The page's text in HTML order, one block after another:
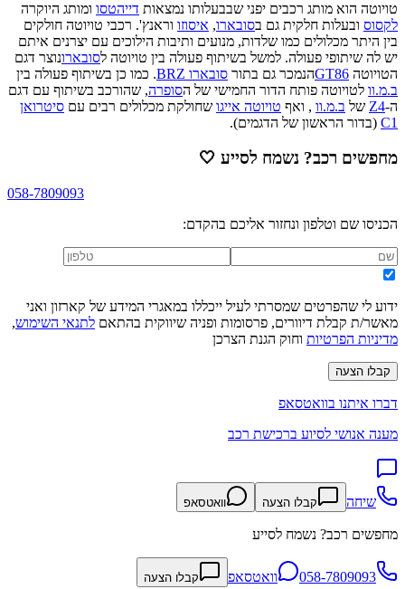
טויוטה הוא מותג רכבים יפני שבבעלותו נמצאות דייהטסו ומותג היוקרה
לקסוס ובעלות חלקית גם בסובארו, איסוזו וראנץ'. רכבי טויוטה חולקים
בין היתר מכלולים כמו שלדות, מנועים ותיבות הילוכים עם יצרנים איתם
יש לה שיתופי פעולה. למשל בשיתוף פעולה בין טויוטה לסובארונוצר דגם
הטויוטה GT86הנמכר גם בתור סובארו BRZ
. כמו כן בשיתוף פעולה בין
ב.מ.וו לטויוטה פותח הדור החמישי של הסופרה, שהורכב בשיתוף עם דגם
ה-Z4 של ב.מ.וו , ואף טויוטה אייגו שחולקת מכלולים רבים עם סיטרואן
C1 (בדור הראשון של הדגמים).
מחפשים רכב? נשמח לסייע 🤍
058-7809093
הכניסו שם וטלפון ונחזור אליכם בהקדם:
ידוע לי שהפרטים שמסרתי לעיל ייכללו במאגרי המידע של קארזון ואני
מאשר/ת קבלת דיוורים, פרסומות ופניה שיווקית בהתאם לתנאי השימוש,
מדיניות הפרטיות וחוק הגנת הצרכן
קבלו הצעה
דברו איתנו בוואטסאפ
מענה אנושי לסיוע ברכישת רכב
שיחה קבלו הצעה וואטסאפ
מחפשים רכב? נשמח לסייע
058-7809093 וואטסאפ קבלו הצעה